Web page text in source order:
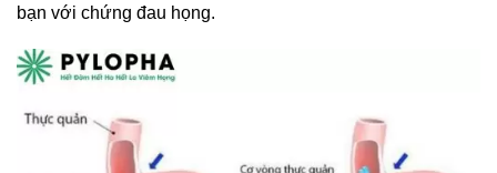
bạn với chứng đau họng.